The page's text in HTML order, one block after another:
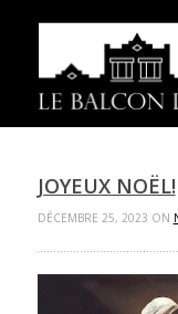
JOYEUX NOËL!
DÉCEMBRE 25, 2023 ON